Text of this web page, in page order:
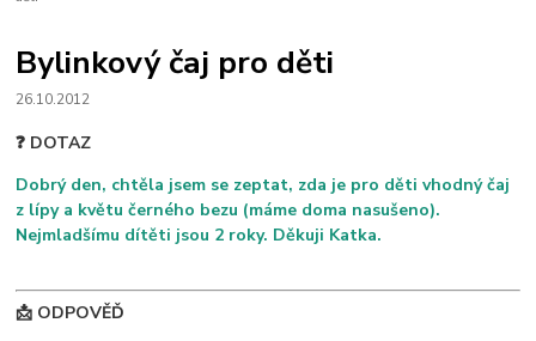
Bylinkový čaj pro děti
26.10.2012
❓ DOTAZ
Dobrý den, chtěla jsem se zeptat, zda je pro děti vhodný čaj
z lípy a květu černého bezu (máme doma nasušeno).
Nejmladšímu dítěti jsou 2 roky. Děkuji Katka.
📩 ODPOVĚĎ